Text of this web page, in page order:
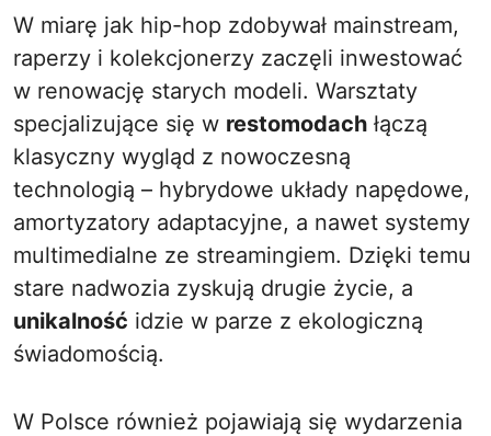
W miarę jak hip-hop zdobywał mainstream,
raperzy i kolekcjonerzy zaczęli inwestować
w renowację starych modeli. Warsztaty
specjalizujące się w restomodach łączą
klasyczny wygląd z nowoczesną
technologią – hybrydowe układy napędowe,
amortyzatory adaptacyjne, a nawet systemy
multimedialne ze streamingiem. Dzięki temu
stare nadwozia zyskują drugie życie, a
unikalność idzie w parze z ekologiczną
świadomością.
W Polsce również pojawiają się wydarzenia